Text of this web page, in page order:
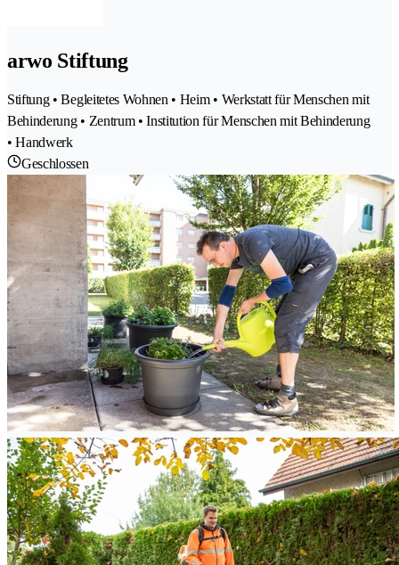
arwo Stiftung
Stiftung • Begleitetes Wohnen • Heim • Werkstatt für Menschen mit
Behinderung • Zentrum • Institution für Menschen mit Behinderung
• Handwerk
Geschlossen